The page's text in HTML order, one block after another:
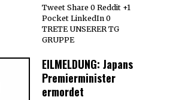
Tweet Share 0 Reddit +1
Pocket LinkedIn 0
TRETE UNSERER TG
GRUPPE
EILMELDUNG: Japans
Premierminister
ermordet